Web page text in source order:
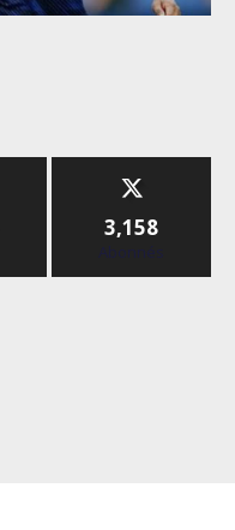
3,158
Abonnés